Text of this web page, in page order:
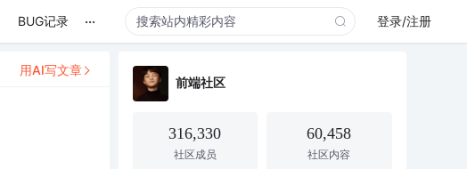
BUG记录 ... 登录/注册
用AI写文章
前端社区
316,330
社区成员
60,458
社区内容